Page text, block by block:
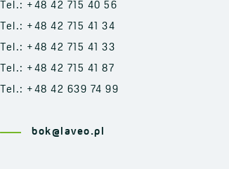
Tel.: +48 42 715 40 56
Tel.: +48 42 715 41 34
Tel.: +48 42 715 41 33
Tel.: +48 42 715 41 87
Tel.: +48 42 639 74 99
bok@laveo.pl